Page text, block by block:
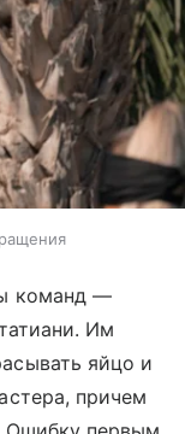
команд —
Им
яйцо и
причем